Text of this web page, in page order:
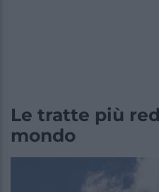
Le tratte più
mondo